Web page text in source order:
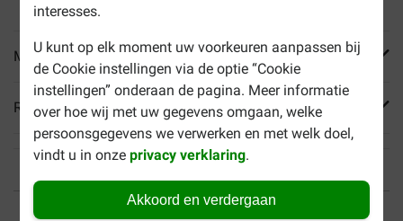
interesses.
U kunt op elk moment uw voorkeuren aanpassen bij
de Cookie instellingen via de optie “Cookie
instellingen” onderaan de pagina. Meer informatie
over hoe wij met uw gegevens omgaan, welke
persoonsgegevens we verwerken en met welk doel,
vindt u in onzeprivacy verklaring.
Akkoord en verdergaan
Meer informatie
Reviews
Tot 40% goedkoper Veilig betalen